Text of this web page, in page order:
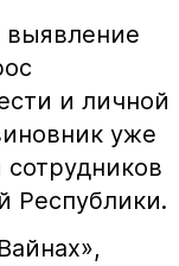
выявление
и личной
уже
сотрудников
Республики.